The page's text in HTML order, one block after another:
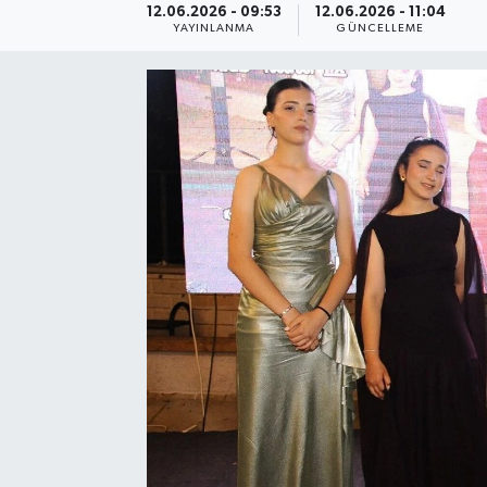
12.06.2026 - 09:53
YAYINLANMA
12.06.2026 - 11:04
GÜNCELLEME